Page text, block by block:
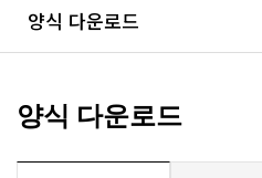
양식 다운로드
양식 다운로드